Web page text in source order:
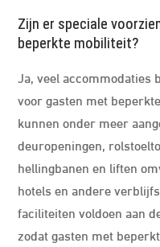
Zijn er speciale
beperkte mobiliteit?
Ja, veel accommodaties
voor gasten met
kunnen onder meer
deuropeningen,
hellingbanen en liften
hotels en andere
faciliteiten voldoen aan
zodat gasten met